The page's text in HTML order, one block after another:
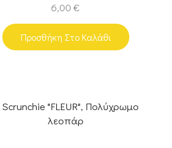
6,00€
Προσθήκη Στο Καλάθι